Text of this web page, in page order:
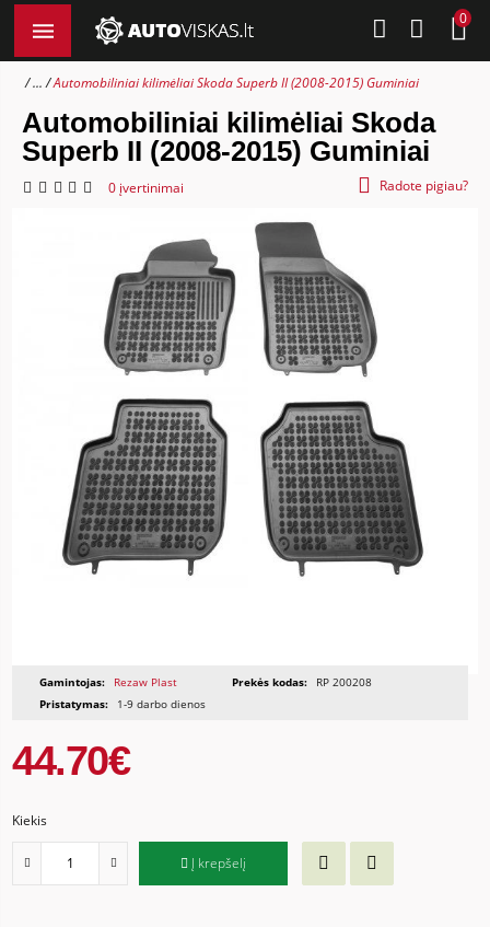
0
... Automobiliniai kilimėliai Skoda Superb II (2008-2015) Guminiai
Automobiliniai kilimėliai Skoda
Superb II (2008-2015) Guminiai
0 įvertinimai Radote pigiau?
Gamintojas: Rezaw Plast Prekės kodas:
RP 200208
Pristatymas:
1-9 darbo dienos
44.70€
Kiekis
Į krepšelį